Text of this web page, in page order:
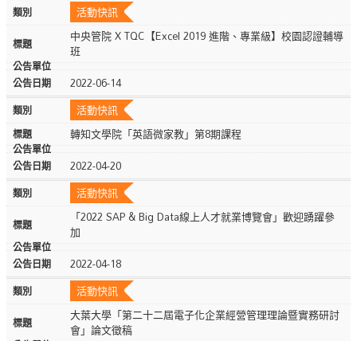
活動快訊
中央管院 X TQC【Excel 2019 進階、專業級】校園認證輔導
班
2022-06-14
活動快訊
轉知文學院「英語微家教」第8期課程
2022-04-20
活動快訊
「2022 SAP & Big Data線上人才就業博覽會」歡迎踴躍參
加
2022-04-18
活動快訊
大葉大學「第二十二屆電子化企業經營管理理論暨實務研討
會」論文徵稿